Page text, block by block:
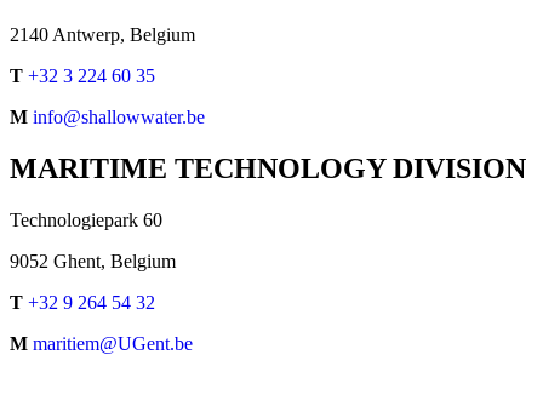
2140 Antwerp, Belgium
T +32 3 224 60 35
M info@shallowwater.be
MARITIME TECHNOLOGY DIVISION
Technologiepark 60
9052 Ghent, Belgium
T +32 9 264 54 32
M maritiem@UGent.be